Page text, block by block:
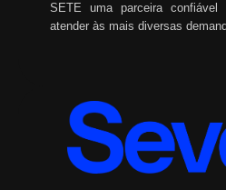
SETE uma parceira
atender às mais diversas